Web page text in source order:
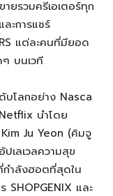
ยรวมครีเอเตอร์ทุก
ละการแชร์
แต่ละคนที่มียอด
บนเวที
บโลกอย่าง Nasca
Netflix นำโดย
Kim Ju Yeon (คิมจู
เลเวลความสุข
กำลังฮอตที่สุดใน
SHOPGENIX และ